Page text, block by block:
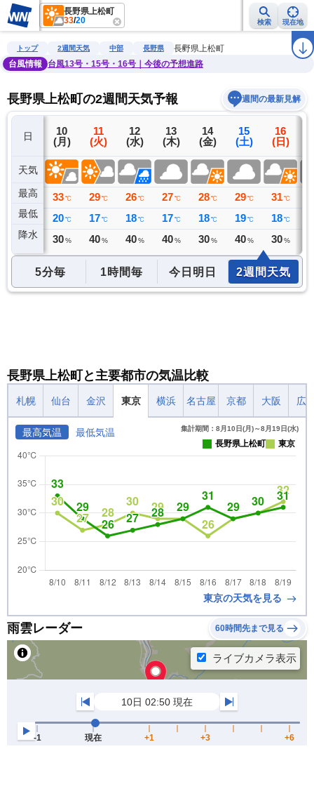
長野県上松町
33/20 検索 現在地
雨雲レーダー 台風情報 地震情報 警報・注意報 ラ
トップ 2週間天気 中部 長野県
長野県上松町
台風情報
台風13号・15号・16号｜今後の予想進路
長野県上松町の2週間天気予報 週間の最新見解
日
天気
最高
最低
降水
9
(日)
30 ℃
20 ℃
2 ミリ
10
(月)
33 ℃
20 ℃
30 %
11
(火)
29 ℃
17 ℃
40 %
12
(水)
26 ℃
18 ℃
40 %
13
(木)
27 ℃
17 ℃
40 %
14
(金)
28 ℃
18 ℃
30 %
15
(土)
29 ℃
19 ℃
40 %
16
(日)
31 ℃
18 ℃
30 %
5分毎 1時間毎 今日明日 2週間天気
長野県上松町と主要都市の気温比較
札幌 仙台 金沢 東京 横浜 名古屋 京都 大阪 広
最高気温 最低気温 集計期間：8月10日(月)～8月19日(水)
長野県上松町 東京
東京の天気を見る
雨雲レーダー 60時間先まで見る